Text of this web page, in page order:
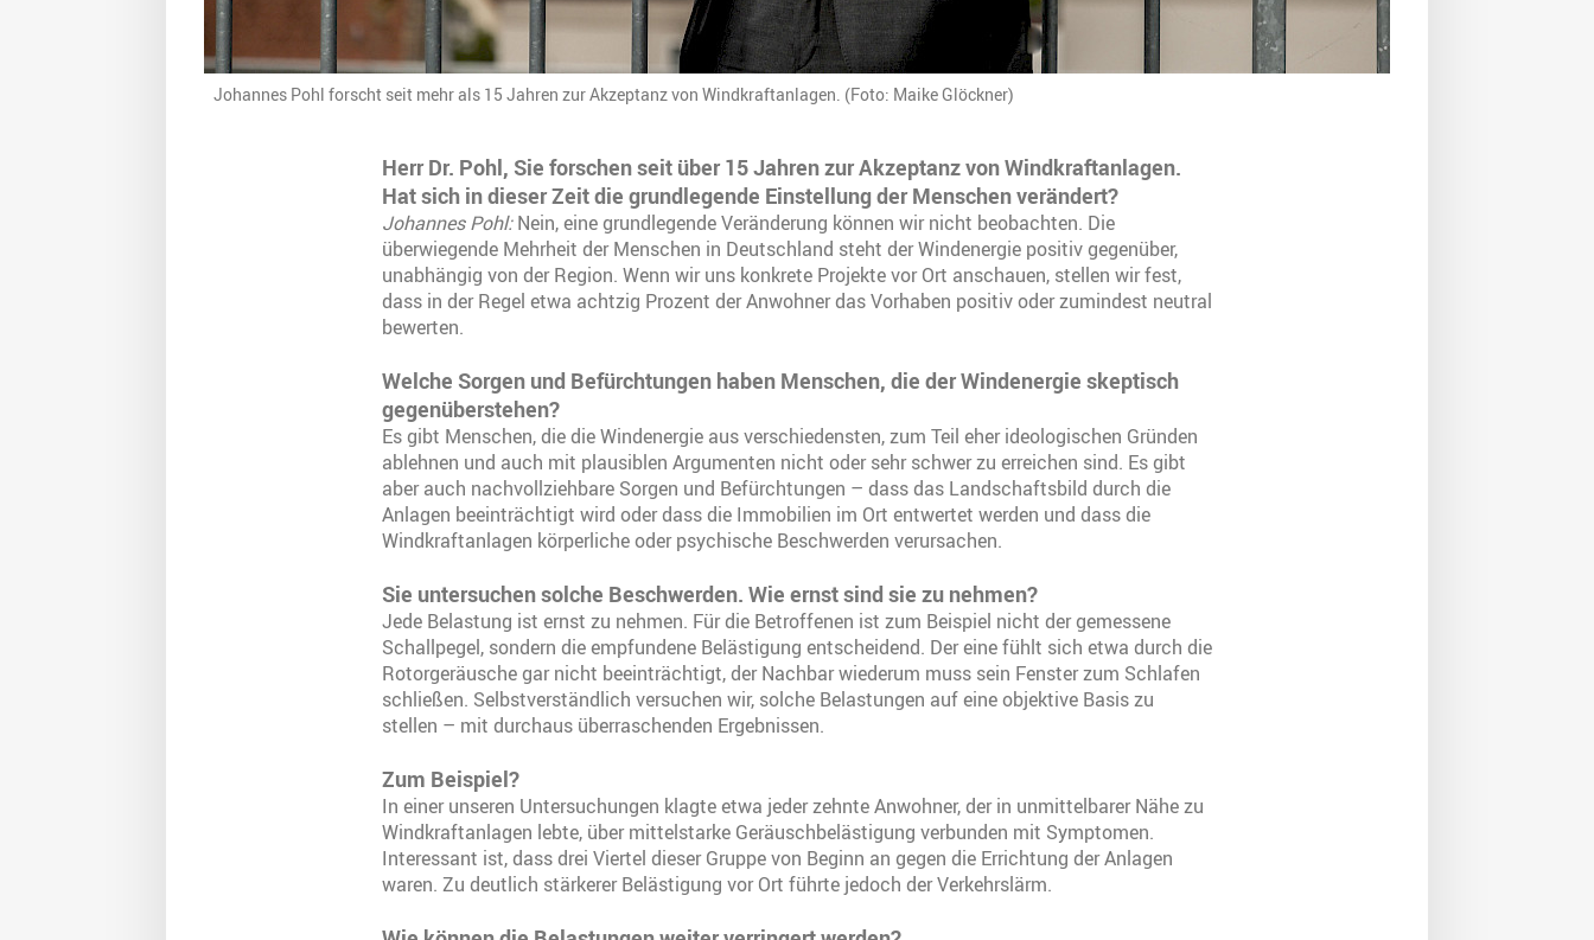
Johannes Pohl forscht seit mehr als 15 Jahren zur Akzeptanz von Windkraftanlagen. (Foto: Maike Glöckner)
Herr Dr. Pohl, Sie forschen seit über 15 Jahren zur Akzeptanz von Windkraftanlagen.
Hat sich in dieser Zeit die grundlegende Einstellung der Menschen verändert?
Johannes Pohl:Nein, eine grundlegende Veränderung können wir nicht beobachten. Die
überwiegende Mehrheit der Menschen in Deutschland steht der Windenergie positiv gegenüber,
unabhängig von der Region. Wenn wir uns konkrete Projekte vor Ort anschauen, stellen wir fest,
dass in der Regel etwa achtzig Prozent der Anwohner das Vorhaben positiv oder zumindest neutral
bewerten.
Welche Sorgen und Befürchtungen haben Menschen, die der Windenergie skeptisch
gegenüberstehen?
Es gibt Menschen, die die Windenergie aus verschiedensten, zum Teil eher ideologischen Gründen
ablehnen und auch mit plausiblen Argumenten nicht oder sehr schwer zu erreichen sind. Es gibt
aber auch nachvollziehbare Sorgen und Befürchtungen – dass das Landschaftsbild durch die
Anlagen beeinträchtigt wird oder dass die Immobilien im Ort entwertet werden und dass die
Windkraftanlagen körperliche oder psychische Beschwerden verursachen.
Sie untersuchen solche Beschwerden. Wie ernst sind sie zu nehmen?
Jede Belastung ist ernst zu nehmen. Für die Betroffenen ist zum Beispiel nicht der gemessene
Schallpegel, sondern die empfundene Belästigung entscheidend. Der eine fühlt sich etwa durch die
Rotorgeräusche gar nicht beeinträchtigt, der Nachbar wiederum muss sein Fenster zum Schlafen
schließen. Selbstverständlich versuchen wir, solche Belastungen auf eine objektive Basis zu
stellen – mit durchaus überraschenden Ergebnissen.
Zum Beispiel?
In einer unseren Untersuchungen klagte etwa jeder zehnte Anwohner, der in unmittelbarer Nähe zu
Windkraftanlagen lebte, über mittelstarke Geräuschbelästigung verbunden mit Symptomen.
Interessant ist, dass drei Viertel dieser Gruppe von Beginn an gegen die Errichtung der Anlagen
waren. Zu deutlich stärkerer Belästigung vor Ort führte jedoch der Verkehrslärm.